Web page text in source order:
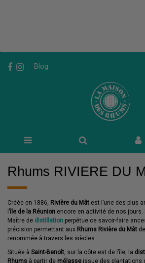
Blog
Rhums RIVIERE DU
Créée en 1886, Rivière du Mât est l’une des plus
’île de la Réunion encore en activité de nos jours.
Maître de distillation perpétue ce savoir-faire
précision permettant aux Rhums Rivière du Mât
renommée à travers les siècles.
Située à Saint-Benoît , sur la côte est de l’île, la
Rhums à partir de mélasse issue des plantations